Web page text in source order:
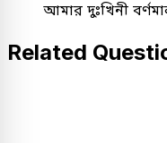
আমার দুঃখিনী
Related